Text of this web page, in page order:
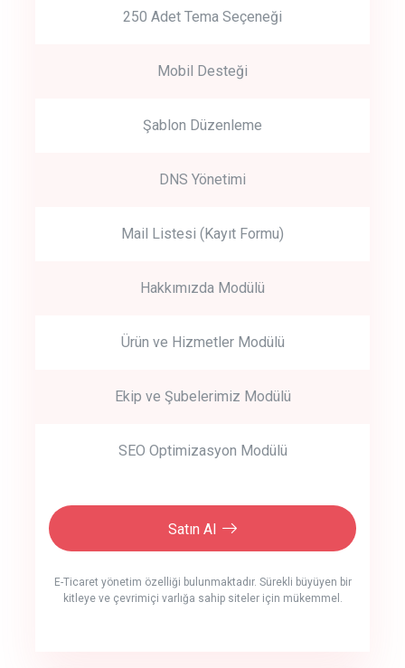
250 Adet Tema Seçeneği
Mobil Desteği
Şablon Düzenleme
DNS Yönetimi
Mail Listesi (Kayıt Formu)
Hakkımızda Modülü
Ürün ve Hizmetler Modülü
Ekip ve Şubelerimiz Modülü
SEO Optimizasyon Modülü
Satın Al
E-Ticaret yönetim özelliği bulunmaktadır. Sürekli büyüyen bir
kitleye ve çevrimiçi varlığa sahip siteler için mükemmel.